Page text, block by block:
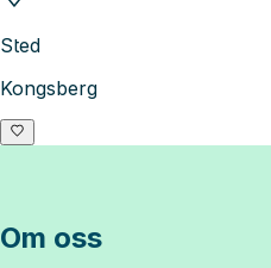
Sted
Kongsberg
Om oss